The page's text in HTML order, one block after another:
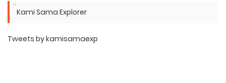
Kami Sama Explorer
Tweets by kamisamaexp